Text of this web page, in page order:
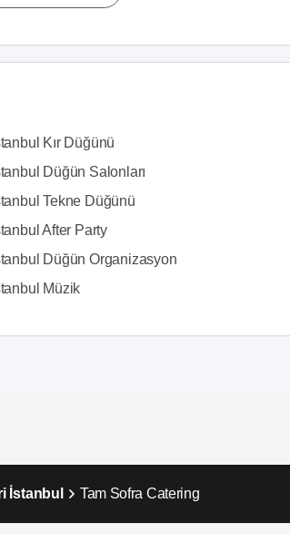
Kır Düğünü
Düğün Salonları
Tekne Düğünü
After Party
Düğün Organizasyon
Müzik
İstanbul Tam Sofra Catering